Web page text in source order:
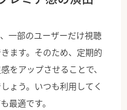
一部のユーザーだけ視聴
ます。そのため、定期的
をアップさせることで、
ょう。いつも利用してく
最適です。